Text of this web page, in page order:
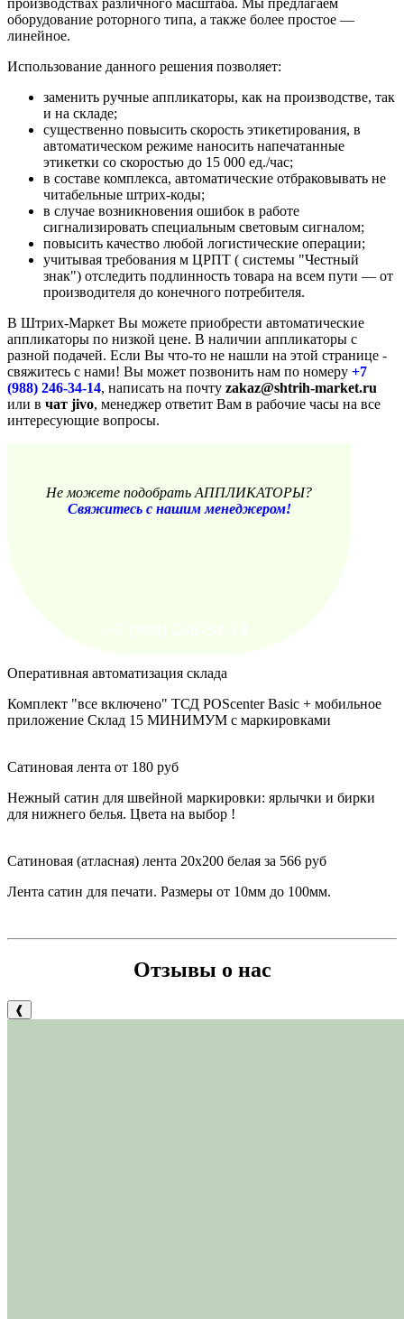
оборудование роторного типа, а также более простое —
линейное.
Использование данного решения позволяет:
заменить ручные аппликаторы, как на производстве, так
и на складе;
существенно повысить скорость этикетирования, в
автоматическом режиме наносить напечатанные
этикетки со скоростью до 15 000 ед./час;
в составе комплекса, автоматические отбраковывать не
читабельные штрих-коды;
в случае возникновения ошибок в работе
сигнализировать специальным световым сигналом;
повысить качество любой логистические операции;
учитывая требования м ЦРПТ ( системы "Честный
знак") отследить подлинность товара на всем пути — от
производителя до конечного потребителя.
В Штрих-Маркет Вы можете приобрести автоматические
аппликаторы по низкой цене. В наличии аппликаторы с
разной подачей. Если Вы что-то не нашли на этой странице -
свяжитесь с нами! Вы может позвонить нам по номеру +7
(988) 246-34-14, написать на почту zakaz@shtrih-market.ru
или в чат jivo, менеджер ответит Вам в рабочие часы на все
интересующие вопросы.
Не можете подобрать АППЛИКАТОРЫ?
Свяжитесь с нашим менеджером!
Оперативная автоматизация склада
Комплект "все включено" ТСД POScenter Basic + мобильное
приложение Склад 15 МИНИМУМ с маркировками
Сатиновая лента от 180 руб
Нежный сатин для швейной маркировки: ярлычки и бирки
для нижнего белья. Цвета на выбор !
Сатиновая (атласная) лента 20х200 белая за 566 руб
Лента сатин для печати. Размеры от 10мм до 100мм.
Отзывы о нас
❰